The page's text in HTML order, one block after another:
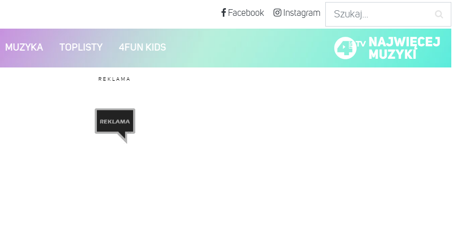
Facebook Instagram
MUZYKA TOPLISTY 4FUN KIDS
REKLAMA